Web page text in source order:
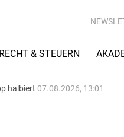
RECHT & STEUERN
halbiert 07.08.2026, 13:01